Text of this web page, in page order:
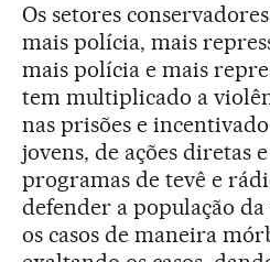
Os setores
mais polícia, mais
mais polícia e mais
tem multiplicado a
nas prisões e incentivado
jovens, de ações diretas
programas de tevê e
defender a população
os casos de maneira